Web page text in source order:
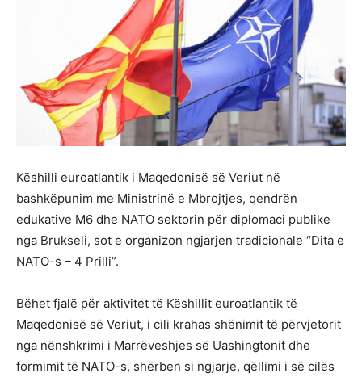
Këshilli euroatlantik i Maqedonisë së Veriut në
bashkëpunim me Ministrinë e Mbrojtjes, qendrën
edukative M6 dhe NATO sektorin për diplomaci publike
nga Brukseli, sot e organizon ngjarjen tradicionale “Dita e
NATO-s – 4 Prilli”.
Bëhet fjalë për aktivitet të Këshillit euroatlantik të
Maqedonisë së Veriut, i cili krahas shënimit të përvjetorit
nga nënshkrimi i Marrëveshjes së Uashingtonit dhe
formimit të NATO-s, shërben si ngjarje, qëllimi i së cilës